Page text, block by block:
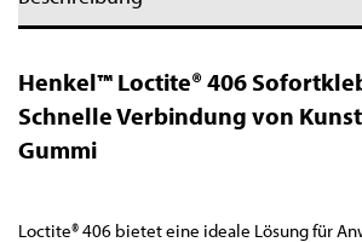
Henkel™ Loctite® 406
Schnelle Verbindung von
Gummi
Loctite® 406 bietet eine ideale Lösung für